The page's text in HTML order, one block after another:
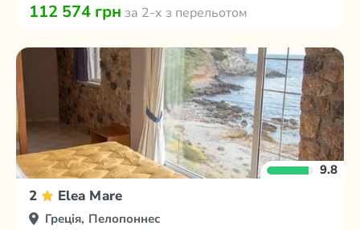
112 574 грн за 2-х з перельотом
9.8
2 Elea Mare
Греція, Пелопоннес